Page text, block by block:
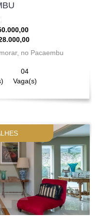
no Pacaembu
04
Vaga(s)